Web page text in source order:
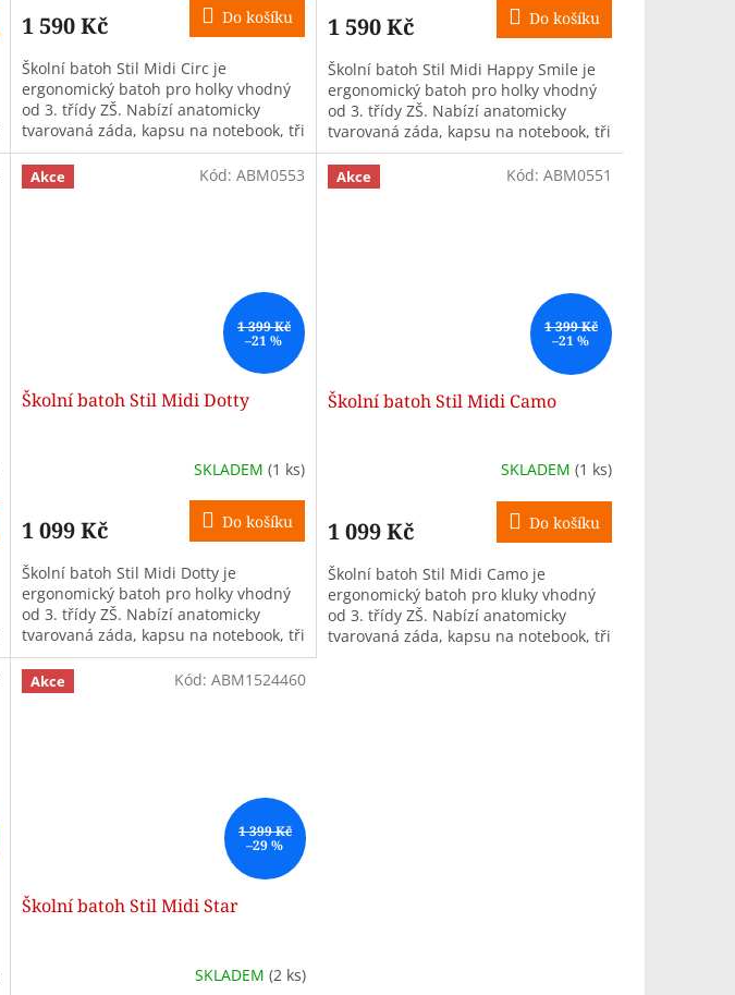
1 590 Kč Do košíku
Školní batoh Stil Midi Circ je
ergonomický batoh pro holky vhodný
od 3. třídy ZŠ. Nabízí anatomicky
tvarovaná záda, kapsu na notebook, tři
komory, objem 26 l a hmotnost
pouze...
1 590 Kč Do košíku
Školní batoh Stil Midi Happy Smile je
ergonomický batoh pro holky vhodný
od 3. třídy ZŠ. Nabízí anatomicky
tvarovaná záda, kapsu na notebook, tři
komory, objem 26 l a hmotnost...
Akce
1 399 Kč
–21 %
Školní batoh Stil Midi Dotty
SKLADEM (1 ks)
1 099 Kč Do košíku
Školní batoh Stil Midi Dotty je
ergonomický batoh pro holky vhodný
od 3. třídy ZŠ. Nabízí anatomicky
tvarovaná záda, kapsu na notebook, tři
komory, objem 26 l a hmotnost
pouze...
Kód: ABM0553 Akce
1 399 Kč
–21 %
Školní batoh Stil Midi Camo
SKLADEM (1 ks)
1 099 Kč Do košíku
Školní batoh Stil Midi Camo je
ergonomický batoh pro kluky vhodný
od 3. třídy ZŠ. Nabízí anatomicky
tvarovaná záda, kapsu na notebook, tři
Kód: ABM0551
Akce
1 399 Kč
–29 %
Školní batoh Stil Midi Star
SKLADEM (2 ks)
Kód: ABM1524460